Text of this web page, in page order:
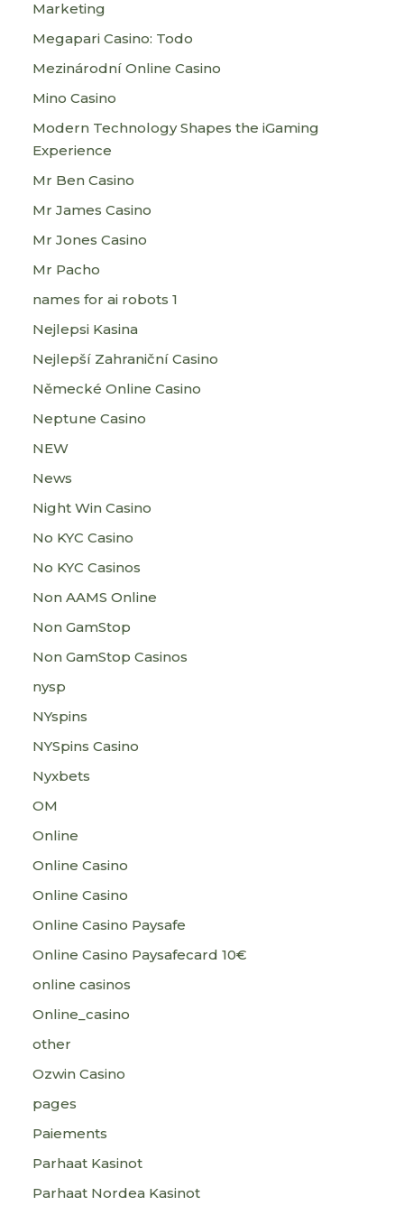
Marketing
Megapari Casino: Todo
Mezinárodní Online Casino
Mino Casino
Modern Technology Shapes the iGaming
Experience
Mr Ben Casino
Mr James Casino
Mr Jones Casino
Mr Pacho
names for ai robots 1
Nejlepsi Kasina
Nejlepší Zahraniční Casino
Německé Online Casino
Neptune Casino
NEW
News
Night Win Casino
No KYC Casino
No KYC Casinos
Non AAMS Online
Non GamStop
Non GamStop Casinos
nysp
NYspins
NYSpins Casino
Nyxbets
OM
Online
Online Casino
Online Casino
Online Casino Paysafe
Online Casino Paysafecard 10€
online casinos
Online_casino
other
Ozwin Casino
pages
Paiements
Parhaat Kasinot
Parhaat Nordea Kasinot